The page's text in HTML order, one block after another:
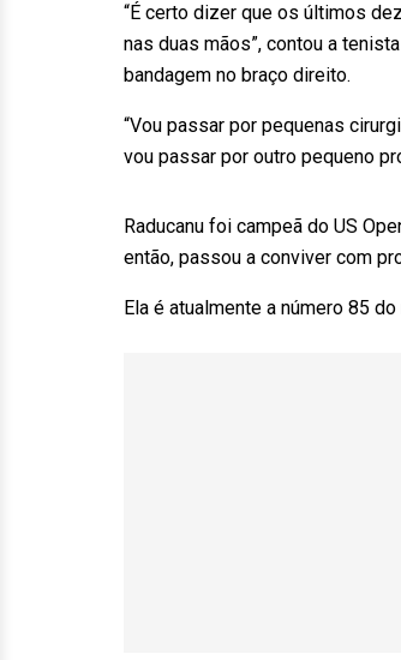
“É certo dizer que os últimos
nas duas mãos”, contou a
bandagem no braço direito.
“Vou passar por pequenas
vou passar por outro pequeno
Raducanu foi campeã do US
então, passou a conviver com
Ela é atualmente a número 85